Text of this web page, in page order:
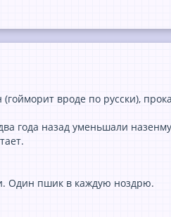
вроде по русски),
года назад уменьшали
Один пшик в каждую ноздрю.